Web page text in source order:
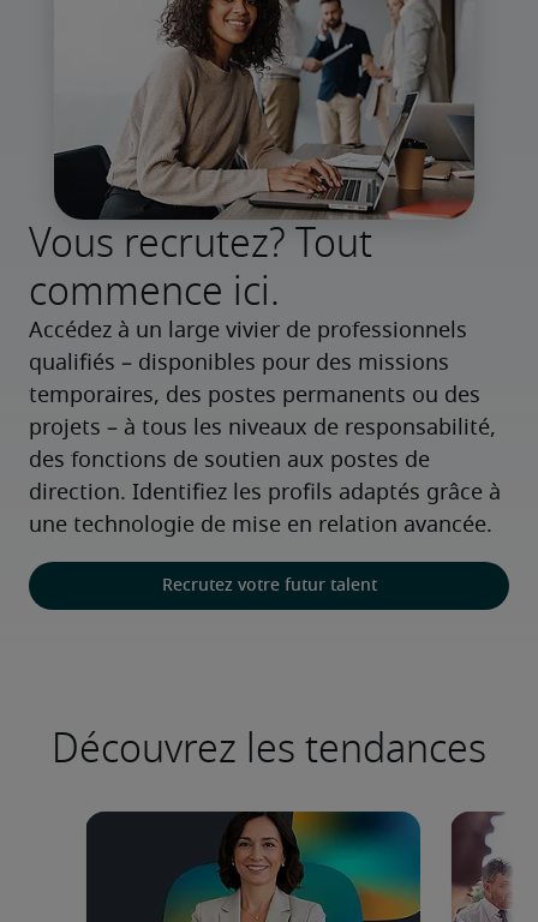
Vous recrutez? Tout
commence ici.
Accédez à un large vivier de professionnels
qualifiés – disponibles pour des missions
temporaires, des postes permanents ou des
projets – à tous les niveaux de responsabilité,
des fonctions de soutien aux postes de
direction. Identifiez les profils adaptés grâce à
une technologie de mise en relation avancée.
Recrutez votre futur talent
Découvrez les tendances